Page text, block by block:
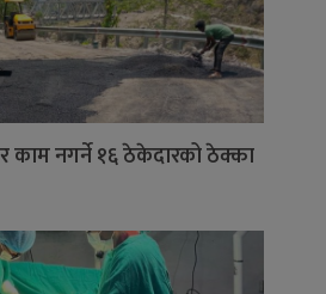
काम नगर्ने १६ ठेकेदारको ठेक्का